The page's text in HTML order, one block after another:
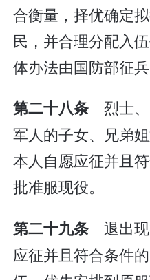
合衡量，择优确定
民，并合理分配入
体办法由国防部征兵
第二十八条 烈士
军人的子女、兄弟
本人自愿应征并且
批准服现役。
第二十九条 退出
应征并且符合条件